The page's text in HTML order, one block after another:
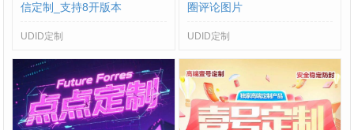
信定制_支持8开版本
UDID定制
圈评论图片
UDID定制